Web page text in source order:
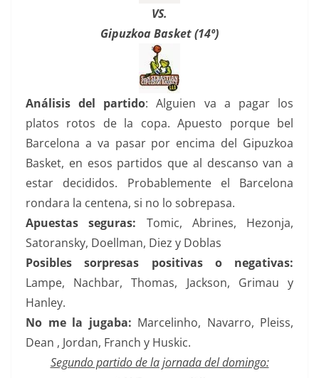
VS.
Gipuzkoa Basket (14º)
Análisis del partido: Alguien va a pagar los
platos rotos de la copa. Apuesto porque bel
Barcelona a va pasar por encima del Gipuzkoa
Basket, en esos partidos que al descanso van a
estar decididos. Probablemente el Barcelona
rondara la centena, si no lo sobrepasa.
Apuestas seguras: Tomic, Abrines, Hezonja,
Satoransky, Doellman, Diez y Doblas
Posibles sorpresas positivas o negativas:
Lampe, Nachbar, Thomas, Jackson, Grimau y
Hanley.
No me la jugaba: Marcelinho, Navarro, Pleiss,
Dean , Jordan, Franch y Huskic.
Segundo partido de la jornada del domingo: